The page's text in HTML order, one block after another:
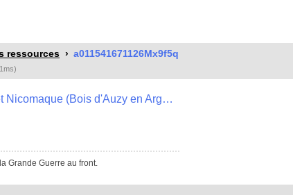
ressources a011541671126Mx9f5q
Dessin de Jean Le Roy [n°5] "Ilanidée et Nicomaque (Bois d'Auzy en Argonne) , 52J032
Grande Guerre au front.